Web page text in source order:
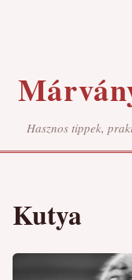
Hasznos tippek,
Kutya